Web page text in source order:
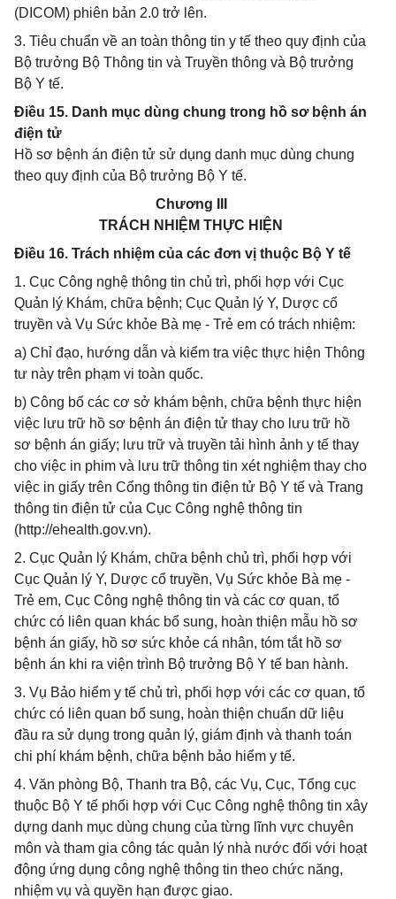
(DICOM) phiên bản 2.0 trở lên.
3. Tiêu chuẩn về an toàn thông tin y tế theo quy định của
Bộ trưởng Bộ Thông tin và Truyền thông và Bộ trưởng
Bộ Y tế.
Điều 15. Danh mục dùng chung trong hồ sơ bệnh án
điện tử
Hồ sơ bệnh án điện tử sử dụng danh mục dùng chung
theo quy định của Bộ trưởng Bộ Y tế.
Chương III
TRÁCH NHIỆM THỰC HIỆN
Điều 16. Trách nhiệm của các đơn vị thuộc Bộ Y tế
1. Cục Công nghệ thông tin chủ trì, phối hợp với Cục
Quản lý Khám, chữa bệnh; Cục Quản lý Y, Dược cổ
truyền và Vụ Sức khỏe Bà mẹ - Trẻ em có trách nhiệm:
a) Chỉ đạo, hướng dẫn và kiểm tra việc thực hiện Thông
tư này trên phạm vi toàn quốc.
b) Công bố các cơ sở khám bệnh, chữa bệnh thực hiện
việc lưu trữ hồ sơ bệnh án điện tử thay cho lưu trữ hồ
sơ bệnh án giấy; lưu trữ và truyền tải hình ảnh y tế thay
cho việc in phim và lưu trữ thông tin xét nghiệm thay cho
việc in giấy trên Cổng thông tin điện tử Bộ Y tế và Trang
thông tin điện tử của Cục Công nghệ thông tin
(http://ehealth.gov.vn).
2. Cục Quản lý Khám, chữa bệnh chủ trì, phối hợp với
Cục Quản lý Y, Dược cổ truyền, Vụ Sức khỏe Bà mẹ -
Trẻ em, Cục Công nghệ thông tin và các cơ quan, tổ
chức có liên quan khác bổ sung, hoàn thiện mẫu hồ sơ
bệnh án giấy, hồ sơ sức khỏe cá nhân, tóm tắt hồ sơ
bệnh án khi ra viện trình Bộ trưởng Bộ Y tế ban hành.
3. Vụ Bảo hiểm y tế chủ trì, phối hợp với các cơ quan, tổ
chức có liên quan bổ sung, hoàn thiện chuẩn dữ liệu
đầu ra sử dụng trong quản lý, giám định và thanh toán
chi phí khám bệnh, chữa bệnh bảo hiểm y tế.
4. Văn phòng Bộ, Thanh tra Bộ, các Vụ, Cục, Tổng cục
thuộc Bộ Y tế phối hợp với Cục Công nghệ thông tin xây
dựng danh mục dùng chung của từng lĩnh vực chuyên
môn và tham gia công tác quản lý nhà nước đối với hoạt
động ứng dụng công nghệ thông tin theo chức năng,
nhiệm vụ và quyền hạn được giao.